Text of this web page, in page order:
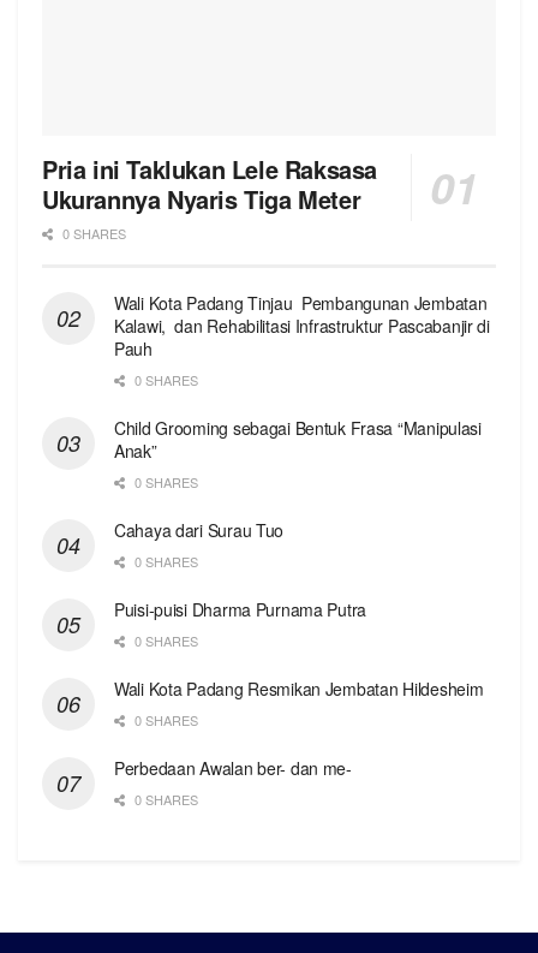
Pria ini Taklukan Lele Raksasa
Ukurannya Nyaris Tiga Meter
0 SHARES
Wali Kota Padang Tinjau Pembangunan Jembatan
Kalawi, dan Rehabilitasi Infrastruktur Pascabanjir di
Pauh
0 SHARES
Child Grooming sebagai Bentuk Frasa “Manipulasi
Anak”
0 SHARES
Cahaya dari Surau Tuo
0 SHARES
Puisi-puisi Dharma Purnama Putra
0 SHARES
Wali Kota Padang Resmikan Jembatan Hildesheim
0 SHARES
Perbedaan Awalan ber- dan me-
0 SHARES